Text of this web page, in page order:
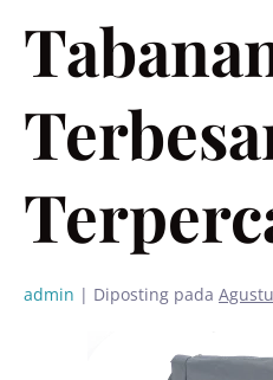
admin | Diposting pada